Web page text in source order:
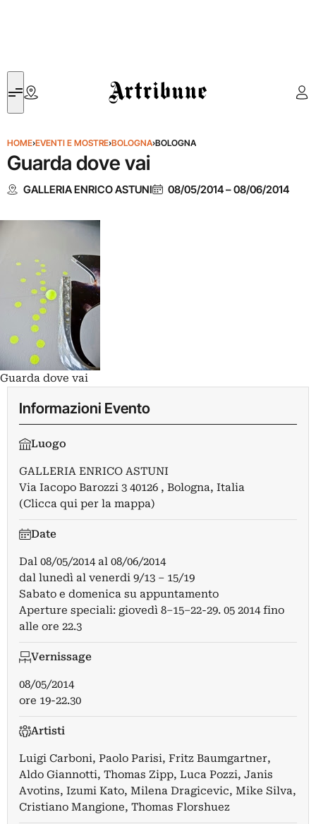
Artribune
HOME›EVENTI E MOSTRE›BOLOGNA›BOLOGNA
Guarda dove vai
GALLERIA ENRICO ASTUNI 08/05/2014–08/06/2014
Guarda dove vai
Informazioni Evento
Luogo
GALLERIA ENRICO ASTUNI
Via Iacopo Barozzi 3 40126 , Bologna, Italia
(Clicca qui per la mappa)
Date
Dal 08/05/2014al 08/06/2014
dal lunedì al venerdi 9/13 – 15/19
Sabato e domenica su appuntamento
Aperture speciali: giovedì 8–15–22-29. 05 2014 fino
alle ore 22.3
Vernissage
08/05/2014
ore 19-22.30
Artisti
Luigi Carboni, Paolo Parisi, Fritz Baumgartner,
Aldo Giannotti, Thomas Zipp, Luca Pozzi, Janis
Avotins, Izumi Kato, Milena Dragicevic, Mike Silva,
Cristiano Mangione, Thomas Florshuez